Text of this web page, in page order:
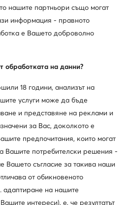
нашите партньори също могат
информация - правното
е Вашето доброволно
обработката на данни?
18 години, анализът на
услуги може да бъде
и представяне на реклами и
за Вас, доколкото е
предпочитания, които могат
Вашите потребителски решения -
Вашето съгласие за такива наши
от обикновеното
адаптиране на нашите
интереси), е, че резултатът